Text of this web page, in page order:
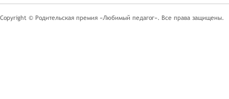
Copyright © Родительская премия «Любимый педагог». Все права защищены.